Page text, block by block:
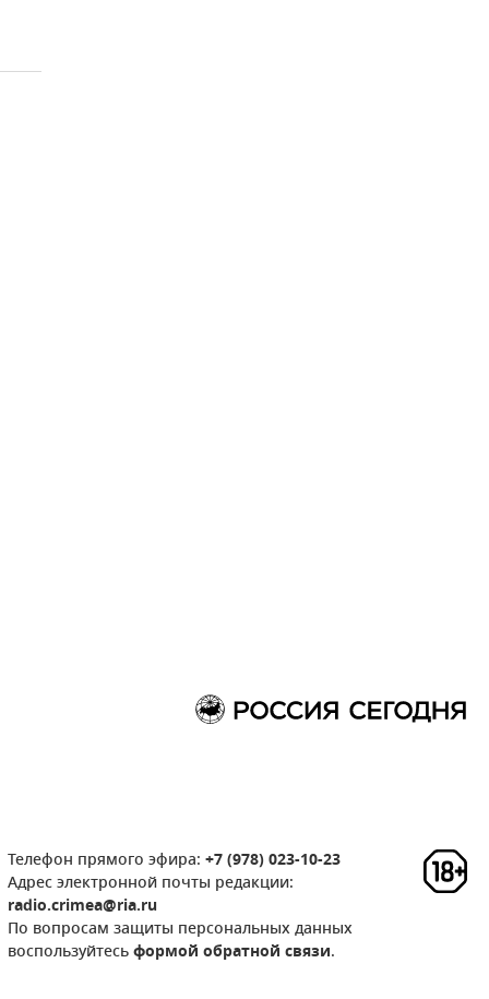
Телефон прямого эфира: +7 (978) 023-10-23
Адрес электронной почты редакции:
radio.crimea@ria.ru
По вопросам защиты персональных данных
воспользуйтесьформой обратной связи.